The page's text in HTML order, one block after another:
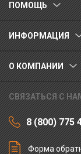
ПОМОЩЬ
ИНФОРМАЦИЯ
О КОМПАНИИ
СВЯЗАТЬСЯ С
8 (800) 775
Форма